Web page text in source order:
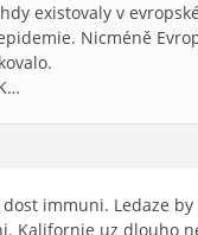
existovaly v
Nicméně
immuni. Ledaze
Kalifornie uz dlouho